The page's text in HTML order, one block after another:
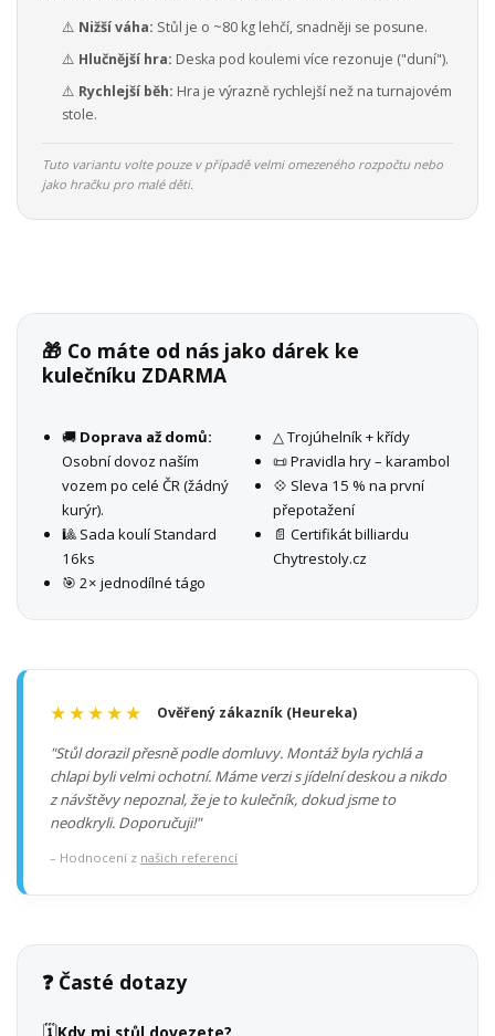
⚠️ Nižší váha: Stůl je o ~80 kg lehčí, snadněji se posune.
⚠️ Hlučnější hra: Deska pod koulemi více rezonuje ("duní").
⚠️ Rychlejší běh: Hra je výrazně rychlejší než na turnajovém
stole.
Tuto variantu volte pouze v případě velmi omezeného rozpočtu nebo
jako hračku pro malé děti.
🎁 Co máte od nás jako dárek ke
kulečníku ZDARMA
🚚 Doprava až domů:
Osobní dovoz naším
vozem po celé ČR (žádný
kurýr).
🎱 Sada koulí Standard
16ks
🎯 2× jednodílné tágo
△ Trojúhelník + křídy
📜 Pravidla hry – karambol
💠 Sleva 15 % na první
přepotažení
📄 Certifikát billiardu
Chytrestoly.cz
★★★★★ Ověřený zákazník (Heureka)
"Stůl dorazil přesně podle domluvy. Montáž byla rychlá a
chlapi byli velmi ochotní. Máme verzi s jídelní deskou a nikdo
z návštěvy nepoznal, že je to kulečník, dokud jsme to
neodkryli. Doporučuji!"
– Hodnocení z našich referencí
❓ Časté dotazy